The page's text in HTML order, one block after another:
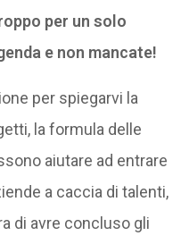
per un solo
e non mancate!
per spiegarvi la
la formula delle
aiutare ad entrare
a caccia di talenti,
di avre concluso gli